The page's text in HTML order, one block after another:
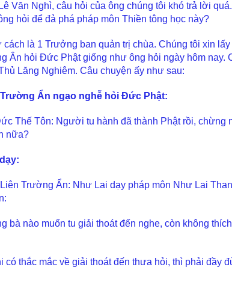
Văn Nghì, câu hỏi của ông chúng tôi khó trả lời
hỏi để đả phá pháp môn Thiền tông học này?
là 1 Trưởng ban quản trị chùa. Chúng tôi xin
Ân hỏi Đức Phật giống như ông hỏi ngày hôm nay.
Lăng Nghiêm. Câu chuyện ấy như sau:
Ẩn ngạo nghễ hỏi Đức Phật:
Thế Tôn: Người tu hành đã thành Phật rồi, chừng
nữa?
Trường Ẩn: Như Lai dạy pháp môn Như Lai
bà nào muốn tu giải thoát đến nghe, còn không
có thắc mắc về giải thoát đến thưa hỏi, thì phải đầy